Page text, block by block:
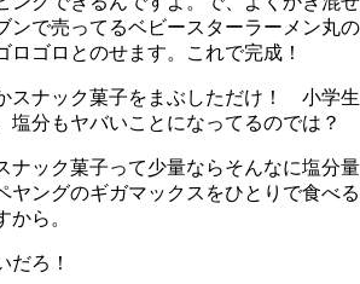
ンで売ってるベビースターラーメン丸の
ロゴロとのせます。これで完成！
スナック菓子をまぶしただけ！ 小学生
分もヤバいことになってるのでは？
ック菓子って少量ならそんなに塩分量
ヤングのギガマックスをひとりで食べる
から。
ろ！